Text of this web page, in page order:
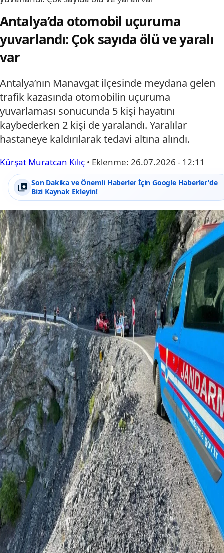
Antalya’da otomobil uçuruma
yuvarlandı: Çok sayıda ölü ve yaralı
var
Antalya’nın Manavgat ilçesinde meydana gelen
trafik kazasında otomobilin uçuruma
yuvarlaması sonucunda 5 kişi hayatını
kaybederken 2 kişi de yaralandı. Yaralılar
hastaneye kaldırılarak tedavi altına alındı.
Kürşat Muratcan Kılıç • Eklenme: 26.07.2026 - 12:11
Son Dakika ve Önemli Haberler İçin Google Haberler'de
Bizi Kaynak Ekleyin!